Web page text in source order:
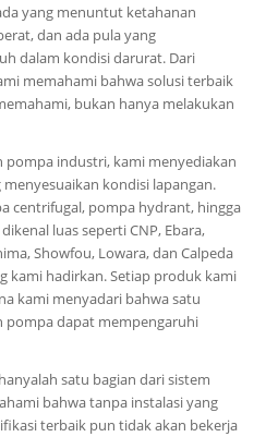
yang menuntut ketahanan
dan ada pula yang
dalam kondisi darurat. Dari
memahami bahwa solusi terbaik
bukan hanya melakukan
pompa industri, kami menyediakan
kondisi lapangan.
centrifugal, pompa hydrant, hingga
luas seperti CNP, Ebara,
Showfou, Lowara, dan Calpeda
kami hadirkan. Setiap produk kami
kami menyadari bahwa satu
pompa dapat mempengaruhi
satu bagian dari sistem
bahwa tanpa instalasi yang
terbaik pun tidak akan bekerja